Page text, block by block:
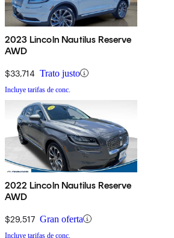
2023 Lincoln Nautilus Reserve
AWD
$33,714 Trato justo
Incluye tarifas de conc.
2022 Lincoln Nautilus Reserve
AWD
$29,517 Gran oferta
Incluye tarifas de conc.